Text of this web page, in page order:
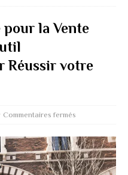
la Vente
Réussir votre
Commentaires fermés